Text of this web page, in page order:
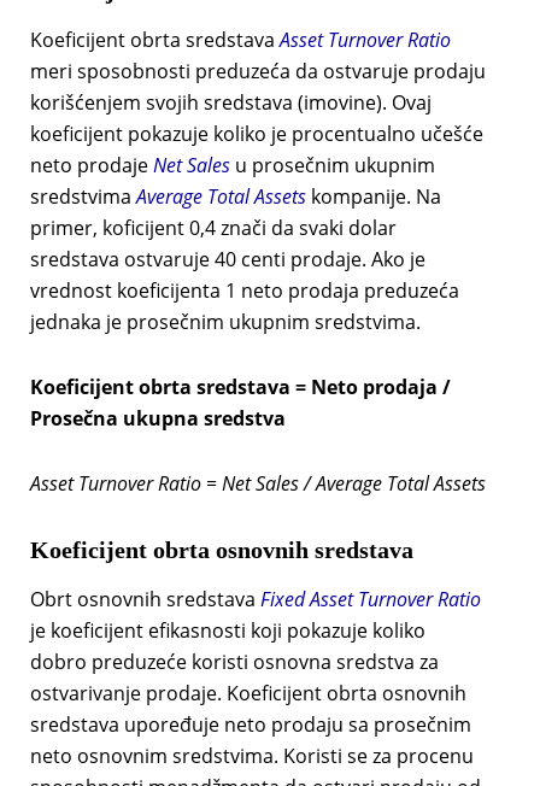
Koeficijent obrta sredstavaAsset Turnover Ratio
meri sposobnosti preduzeća da ostvaruje prodaju
korišćenjem svojih sredstava (imovine). Ovaj
koeficijent pokazuje koliko je procentualno učešće
neto prodajeNet Sales u prosečnim ukupnim
sredstvima Average Total Assetskompanije. Na
primer, koficijent 0,4 znači da svaki dolar
sredstava ostvaruje 40 centi prodaje. Ako je
vrednost koeficijenta 1 neto prodaja preduzeća
jednaka je prosečnim ukupnim sredstvima.
Koeficijent obrta sredstava = Neto prodaja /
Prosečna ukupna sredstva
Asset Turnover Ratio = Net Sales / Average Total Assets
Koeficijent obrta osnovnih sredstava
Obrt osnovnih sredstava Fixed Asset Turnover Ratio
je koeficijent efikasnosti koji pokazuje koliko
dobro preduzeće koristi osnovna sredstva za
ostvarivanje prodaje. Koeficijent obrta osnovnih
sredstava upoređuje neto prodaju sa prosečnim
neto osnovnim sredstvima. Koristi se za procenu